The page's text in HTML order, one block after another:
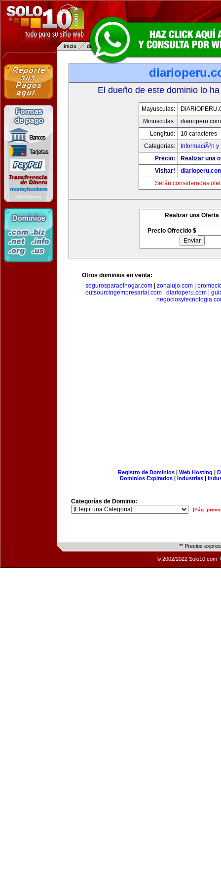
El dueño de este dominio lo
Mayusculas:
Minusculas:
diarioperu.com
Longitud:
10 caracteres
Categorias:
InformaciÃ³n
Precio:
Realizar una
Visitar!
Serán consideradas
Realizar una Oferta
Precio Ofrecido $
Otros dominios en venta:
segurosparaelhogar.com| zonalujo.com|
outsourcingempresarial.com| diarioperu.com|
Registro de Dominios| Web Hosting |
Dominios Expirados | Industrias |
Categorías de Dominio:
[Pág.
** Precios
© 2002/2022 Solo10.com